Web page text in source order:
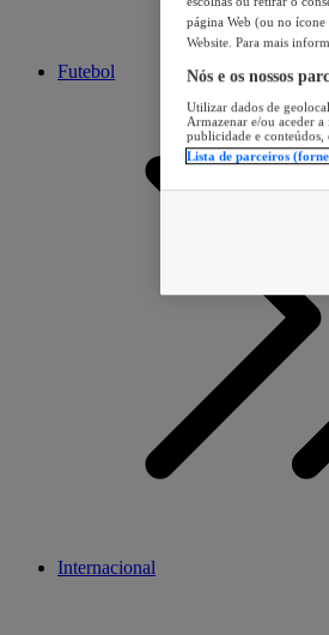
Futebol
Internacional
página Web (ou no ícone
Website. Para mais
Nós e os nossos
Utilizar dados de
Armazenar e/ou aceder
publicidade e conteúdos,
Lista de parceiros